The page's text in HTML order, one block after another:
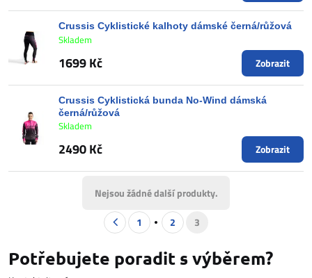
Crussis Cyklistické kalhoty dámské černá/růžová
Skladem
1699 Kč Zobrazit
Crussis Cyklistická bunda No-Wind dámská
černá/růžová
Skladem
2490 Kč Zobrazit
Nejsou žádné další produkty.
1
2 3
Potřebujete poradit s výběrem?